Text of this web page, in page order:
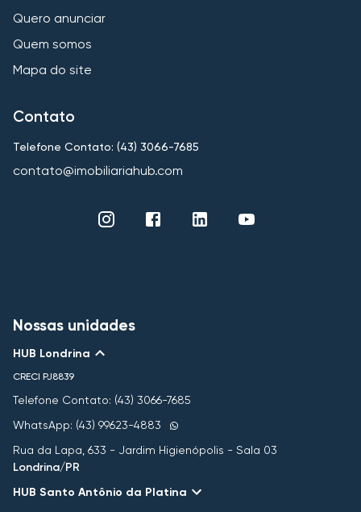
Quero anunciar
Quem somos
Mapa do site
Contato
Telefone Contato: (43) 3066-7685
contato@imobiliariahub.com
Nossas unidades
HUB Londrina
CRECI PJ8839
Telefone Contato: (43) 3066-7685
WhatsApp: (43) 99623-4883
Rua da Lapa, 633 - Jardim Higienópolis - Sala 03
Londrina/PR
HUB Santo Antônio da Platina